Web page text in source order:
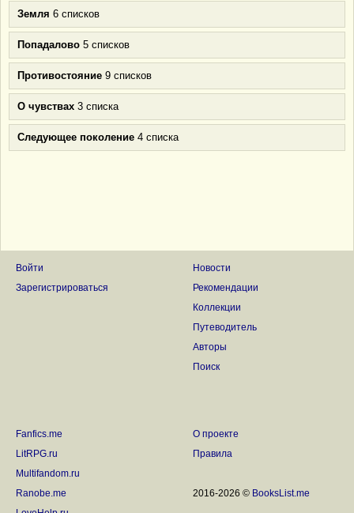
Земля 6 списков
Попадалово 5 списков
Противостояние 9 списков
О чувствах 3 списка
Следующее поколение 4 списка
Войти
Зарегистрироваться
Новости
Рекомендации
Коллекции
Путеводитель
Авторы
Поиск
Fanfics.me
LitRPG.ru
Multifandom.ru
Ranobe.me
О проекте
Правила
2016-2026 © BooksList.me